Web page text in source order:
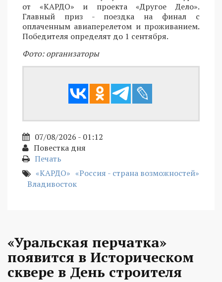
от «КАРДО» и проекта «Другое Дело».
Главный приз - поездка на финал с
оплаченным авиаперелетом и проживанием.
Победителя определят до 1 сентября.
Фото: организаторы
07/08/2026 - 01:12
Повестка дня
Печать
«КАРДО» «Россия - страна возможностей»
Владивосток
«Уральская перчатка»
появится в Историческом
сквере в День строителя